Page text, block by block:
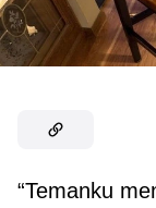
“Temanku